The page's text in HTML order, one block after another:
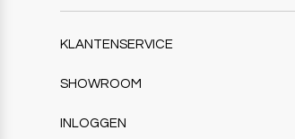
KLANTENSERVICE
SHOWROOM
INLOGGEN